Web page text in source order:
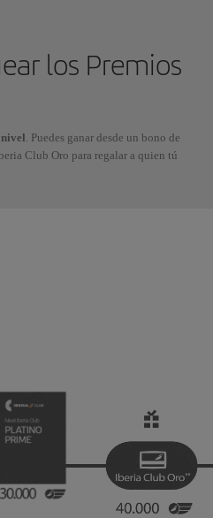
los Premios
. Puedes ganar desde un bono de
Club Oro para regalar a quien tú